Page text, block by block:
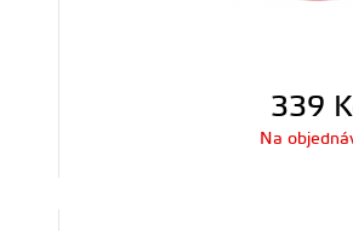
339
Na